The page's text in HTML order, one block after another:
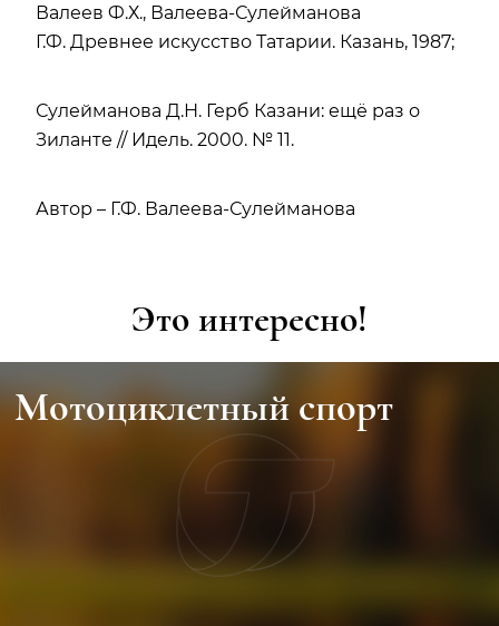
Валеев Ф.Х., Валеева-Сулейманова
Г.Ф. Древнее искусство Татарии. Казань, 1987;
Сулейманова Д.Н. Герб Казани: ещё раз о
Зиланте // Идель. 2000. № 11.
Автор – Г.Ф. Валеева-Сулейманова
Это интересно!
Мотоциклетный спорт